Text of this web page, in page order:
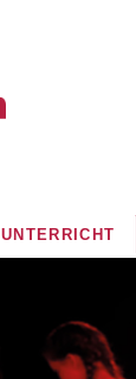
UNTERRICHT